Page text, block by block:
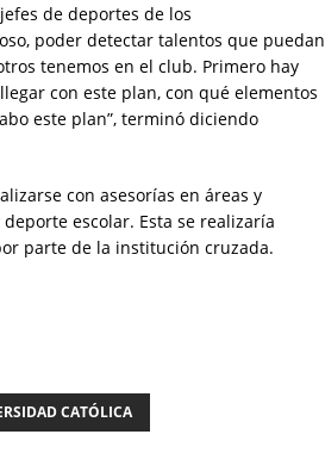
de deportes de los
poder detectar talentos que puedan
tenemos en el club. Primero hay
con este plan, con qué elementos
este plan”, terminó diciendo
con asesorías en áreas y
escolar. Esta se realizaría
parte de la institución cruzada.
CATÓLICA